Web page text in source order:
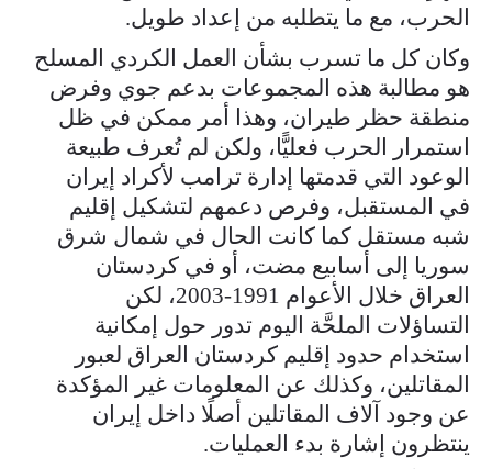
الحرب، مع ما يتطلبه من إعداد طويل.
وكان كل ما تسرب بشأن العمل الكردي المسلح
هو مطالبة هذه المجموعات بدعم جوي وفرض
منطقة حظر طيران، وهذا أمر ممكن في ظل
استمرار الحرب فعليًّا، ولكن لم تُعرف طبيعة
الوعود التي قدمتها إدارة ترامب لأكراد إيران
في المستقبل، وفرص دعمهم لتشكيل إقليم
شبه مستقل كما كانت الحال في شمال شرق
سوريا إلى أسابيع مضت، أو في كردستان
العراق خلال الأعوام 1991-2003، لكن
التساؤلات الملحَّة اليوم تدور حول إمكانية
استخدام حدود إقليم كردستان العراق لعبور
المقاتلين، وكذلك عن المعلومات غير المؤكدة
عن وجود آلاف المقاتلين أصلًا داخل إيران
ينتظرون إشارة بدء العمليات.